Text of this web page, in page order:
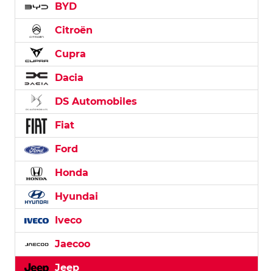
BYD
Citroën
Cupra
Dacia
DS Automobiles
Fiat
Ford
Honda
Hyundai
Iveco
Jaecoo
Jeep